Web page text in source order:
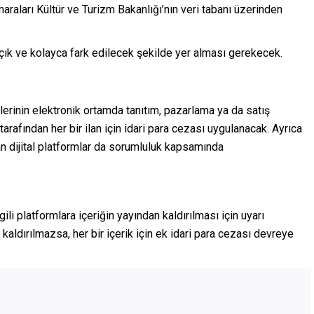
Kültür ve Turizm Bakanlığı’nın veri tabanı üzerinden
ve kolayca fark edilecek şekilde yer alması gerekecek.
elektronik ortamda tanıtım, pazarlama ya da satış
her bir ilan için idari para cezası uygulanacak. Ayrıca
dijital platformlar da sorumluluk kapsamında
platformlara içeriğin yayından kaldırılması için uyarı
her bir içerik için ek idari para cezası devreye